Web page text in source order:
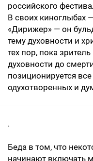
российского
В своих киноглыбах
«Дирижер» — он
тему духовности и
тех пор, пока
духовности до
позиционируется
одухотворенных и
.
Беда в том, что
начинают включать